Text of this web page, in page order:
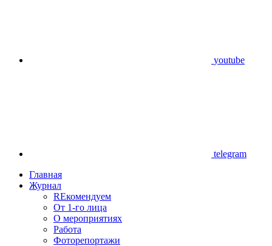
youtube
telegram
Главная
Журнал
REкомендуем
От 1-го лица
О мероприятиях
Работа
Фоторепортажи